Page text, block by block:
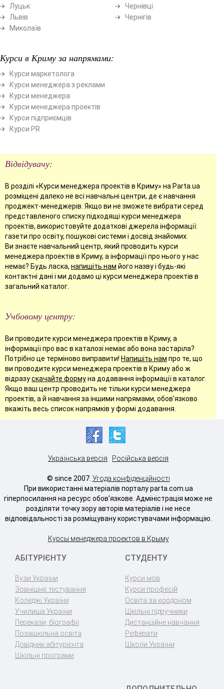
Луцьк
Львів
Миколаїв
Чернівці
Чернігів
Курси в Криму за напрямами:
Курси маркетолога
Курси менеджера з реклами
Курси менеджера
Курси менеджера проектів
Курси підприємців
Курси PR
Відвідувачу:
В розділі «Курси менеджера проектів в Криму» на Parta.ua
розміщені далеко не всі навчальні центри, де є навчання
проджект-менеджерів. Якщо ви не зможете вибрати серед
представленого списку підходящі курси менеджера
проектів, використовуйте додаткові джерела інформації:
газети про освіту, пошукові системи і досвід знайомих.
Ви знаєте навчальний центр, який проводить курси
менеджера проектів в Криму, а інформації про нього у нас
немає? Будь ласка, напишіть нам його назву і будь-які
контактні дані і ми додамо ці курси менеджера проектів в
загальний каталог.
Учбовому центру:
Ви проводите курси менеджера проектів в Криму, а
інформації про вас в каталозі немає або вона застаріла?
Потрібно це терміново виправити! Напишіть нам про те, що
ви проводите курси менеджера проектів в Криму або ж
відразускачайте формуна додавання інформації в каталог.
Якщо ваш центр проводить не тільки курси менеджера
проектів, а й навчання за іншими напрямами, обов'язково
вкажіть весь список напрямків у формі додавання.
Українська версія Російська версія
© since 2007. Угода конфіденційності
При використанні матеріалів порталу parta.com.ua
гіперпосилання на ресурс обов'язкове. Адміністрація може не
розділяти точку зору авторів матеріалів і не несе
відповідальності за розміщувану користувачами інформацію.
Курсы менеджера проектов в Крыму
АБІТУРІЄНТУ
Вузи України
Зовнішнє тестування
Коледжі України
Училища України
Перекази, біографії
Позашкільна освіта
Довідник абітурієнта
Шкільні програми
СТУДЕНТУ
Курси мов
Курси професій
Освіта за кордоном
Шкільні підручники
Дистанційне навчання
Реферати
Школи України